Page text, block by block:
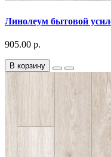
Линолеум бытовой
905.00 р.
В корзину